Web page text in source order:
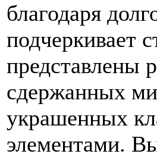
благодаря
подчеркивает
представлены
сдержанных
украшенных
элементами.